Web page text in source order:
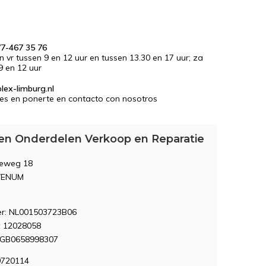
467 35 76
vr tussen 9 en 12 uur en tussen 13.30 en 17 uur; za
en 12 uur
limburg.nl
en ponerte en contacto con nosotros
Onderdelen Verkoop en Reparatie
18
NL001503723B06
12028058